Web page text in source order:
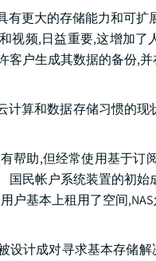
有更大的存储能力和可扩
视频,日益重要,这增加了
客户生成其数据的备份,
计算和数据存储习惯的现
帮助,但经常使用基于订
国民帐户系统装置的初始
户基本上租用了空间
设计成对寻求基本存储